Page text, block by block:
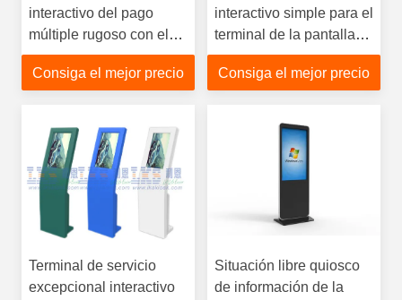
interactivo del pago
múltiple rugoso con el
aceptador del efectivo
del paquete
Consiga el mejor precio
interactivo simple para el
terminal de la pantalla
táctil
Consiga el mejor precio
Terminal de servicio
excepcional interactivo
Situación libre quiosco
de información de la